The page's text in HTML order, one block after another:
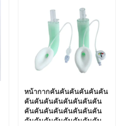
หน้ากากคันคันคันคันคันคัน
คันคันคันคันคันคันคันคัน
คันคันคันคันคันคันคันคัน
คันคันคันคันคันคันคันคัน